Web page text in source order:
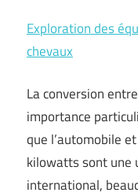
Exploration des
chevaux
La conversion
importance
que l’automobile
kilowatts sont une
international,